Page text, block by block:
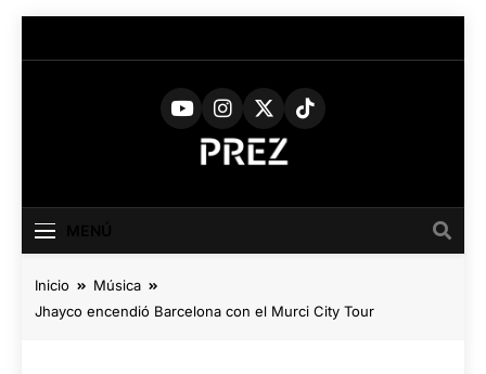
al
PREZ
MAGAZINE
Cultural
Inicio
Música
Jhayco encendió Barcelona con el Murci City Tour